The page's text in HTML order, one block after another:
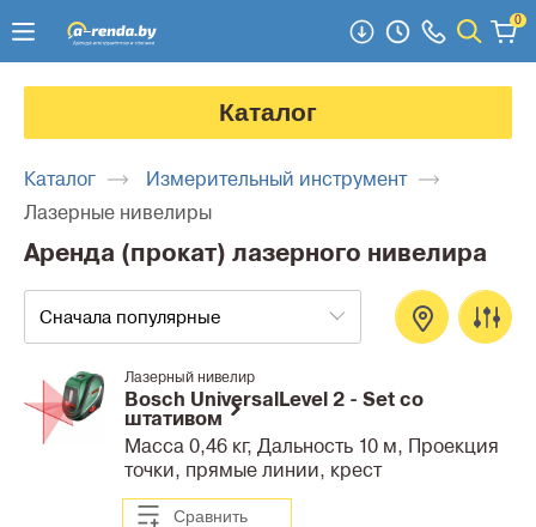
0
Каталог
Каталог
Измерительный инструмент
Лазерные нивелиры
Аренда (прокат) лазерного нивелира
Сначала популярные
Лазерный нивелир
Bosch UniversalLevel 2 - Set со
штативом
Масса 0,46 кг, Дальность 10 м, Проекция
точки, прямые линии, крест
Сравнить